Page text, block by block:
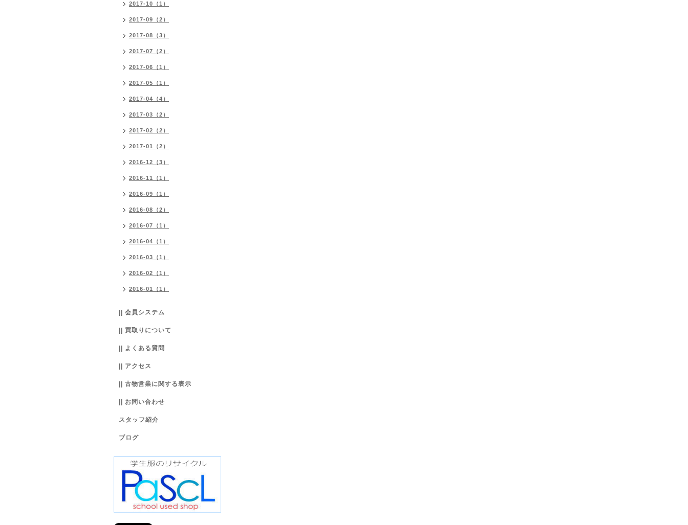
2017-10（1）
2017-09（2）
2017-08（3）
2017-07（2）
2017-06（1）
2017-05（1）
2017-04（4）
2017-03（2）
2017-02（2）
2017-01（2）
2016-12（3）
2016-11（1）
2016-09（1）
2016-08（2）
2016-07（1）
2016-04（1）
2016-03（1）
2016-02（1）
2016-01（1）
|| 会員システム
|| 買取りについて
|| よくある質問
|| アクセス
|| 古物営業に関する表示
|| お問い合わせ
スタッフ紹介
ブログ